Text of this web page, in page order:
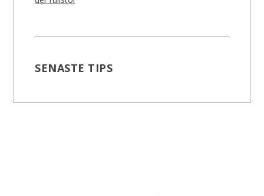
SENASTE TIPS